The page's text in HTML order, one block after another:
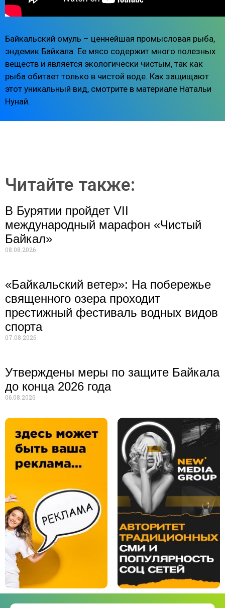
Байкальский омуль – ценнейшая промысловая рыба,
эндемик Байкала. Ее мясо содержит много полезных
веществ и является экологически чистым, так как
рыба обитает только в чистой воде. Как защищают
этот уникальный вид, смотрите в материале Натальи
Нунай.
Читайте также:
В Бурятии пройдет VII
международный марафон «Чистый
Байкал»
08.08.2026
«Байкальский ветер»: На побережье
священного озера проходит
престижный фестиваль водных видов
спорта
07.08.2026
Утверждены меры по защите Байкала
до конца 2026 года
06.08.2026